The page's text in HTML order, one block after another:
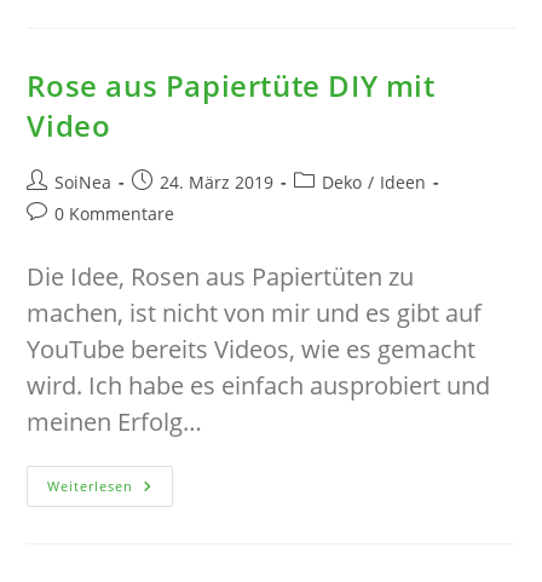
Rose aus Papiertüte DIY mit
Video
Beitrags-
Autor:
SoiNea
Beitrag
veröffentlicht:
24. März 2019
Beitrags-
Deko / Ideen
Beitrags-
0 Kommentare
Die Idee, Rosen aus Papiertüten zu
machen, ist nicht von mir und es gibt auf
YouTube bereits Videos, wie es gemacht
wird. Ich habe es einfach ausprobiert und
meinen Erfolg…
Weiterlesen Rose
Aus